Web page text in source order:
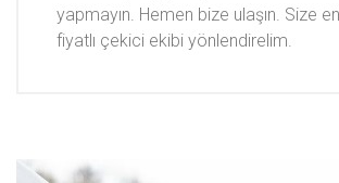
yapmayın. Hemen bize ulaşın. Size
fiyatlı çekici ekibi yönlendirelim.